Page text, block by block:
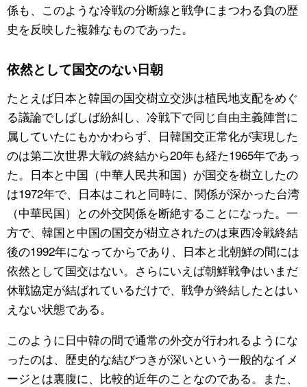
係も、このような冷戦の分断線と戦争にまつわる負の歴
史を反映した複雑なものであった。
依然として国交のない日朝
たとえば日本と韓国の国交樹立交渉は植民地支配をめぐ
る議論でしばしば紛糾し、冷戦下で同じ自由主義陣営に
属していたにもかかわらず、日韓国交正常化が実現した
のは第二次世界大戦の終結から20年も経た1965年であっ
た。日本と中国（中華人民共和国）が国交を樹立したの
は1972年で、日本はこれと同時に、関係が深かった台湾
（中華民国）との外交関係を断絶することになった。一
方で、韓国と中国の国交が樹立されたのは東西冷戦終結
後の1992年になってからであり、日本と北朝鮮の間には
依然として国交はない。さらにいえば朝鮮戦争はいまだ
休戦協定が結ばれているだけで、戦争が終結したとはい
えない状態である。
このように日中韓の間で通常の外交が行われるようにな
ったのは、歴史的な結びつきが深いという一般的なイメ
ージとは裏腹に、比較的近年のことなのである。また、